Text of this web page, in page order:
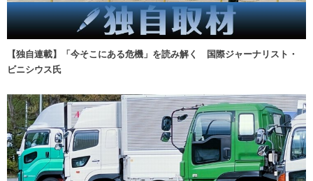
【独自連載】「今そこにある危機」を読み解く 国際ジャーナリスト・
ビニシウス氏